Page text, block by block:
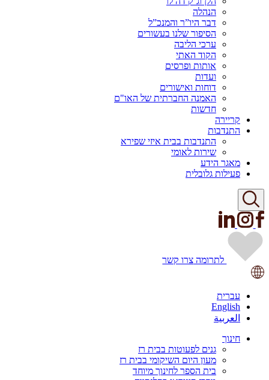
הנהלה
דבר היו”ר והמנכ”ל
הסיפור שלנו בעשורים
ערכי הליבה
הקוד האתי
אותות ופרסים
ועדות
דוחות ואישורים
האמנה החברתית של האו"ם
חדשות
קריירה
התנדבות
התנדבות בבית איזי שפירא
שירות לאומי
מאגר הידע
פעילות גלובלית
לתרומה צרו קשר
עברית
English
العربية
חינוך
גנים לפעוטות בבית רז
מעון היום השיקומי בבית רז
בית הספר לחינוך מיוחד